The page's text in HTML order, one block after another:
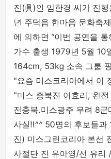
hoodie
lifestyle
mens-fashion
진(眞)인 임한경 씨가 진
년 주덕읍 한마음 문화축
에 의하면 “이번 공연을
가수 출생 1979년 5월 10
164cm, 53kg 소속 그룹
"요즘 미스코리아에서 이
"미스 충북진 이효리, 완
전충북.미스광주 무려 8
사실!!^^ 50명의 후보들과
진) 미스그린코리아 본선
사절단 진 유아영/선 유리